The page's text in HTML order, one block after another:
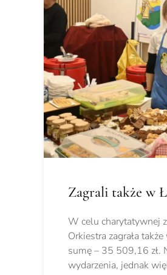
Zagrali także w
W celu charytatywnej
Orkiestra zagrała
sumę – 35 509,16 zł.
wydarzenia, jednak